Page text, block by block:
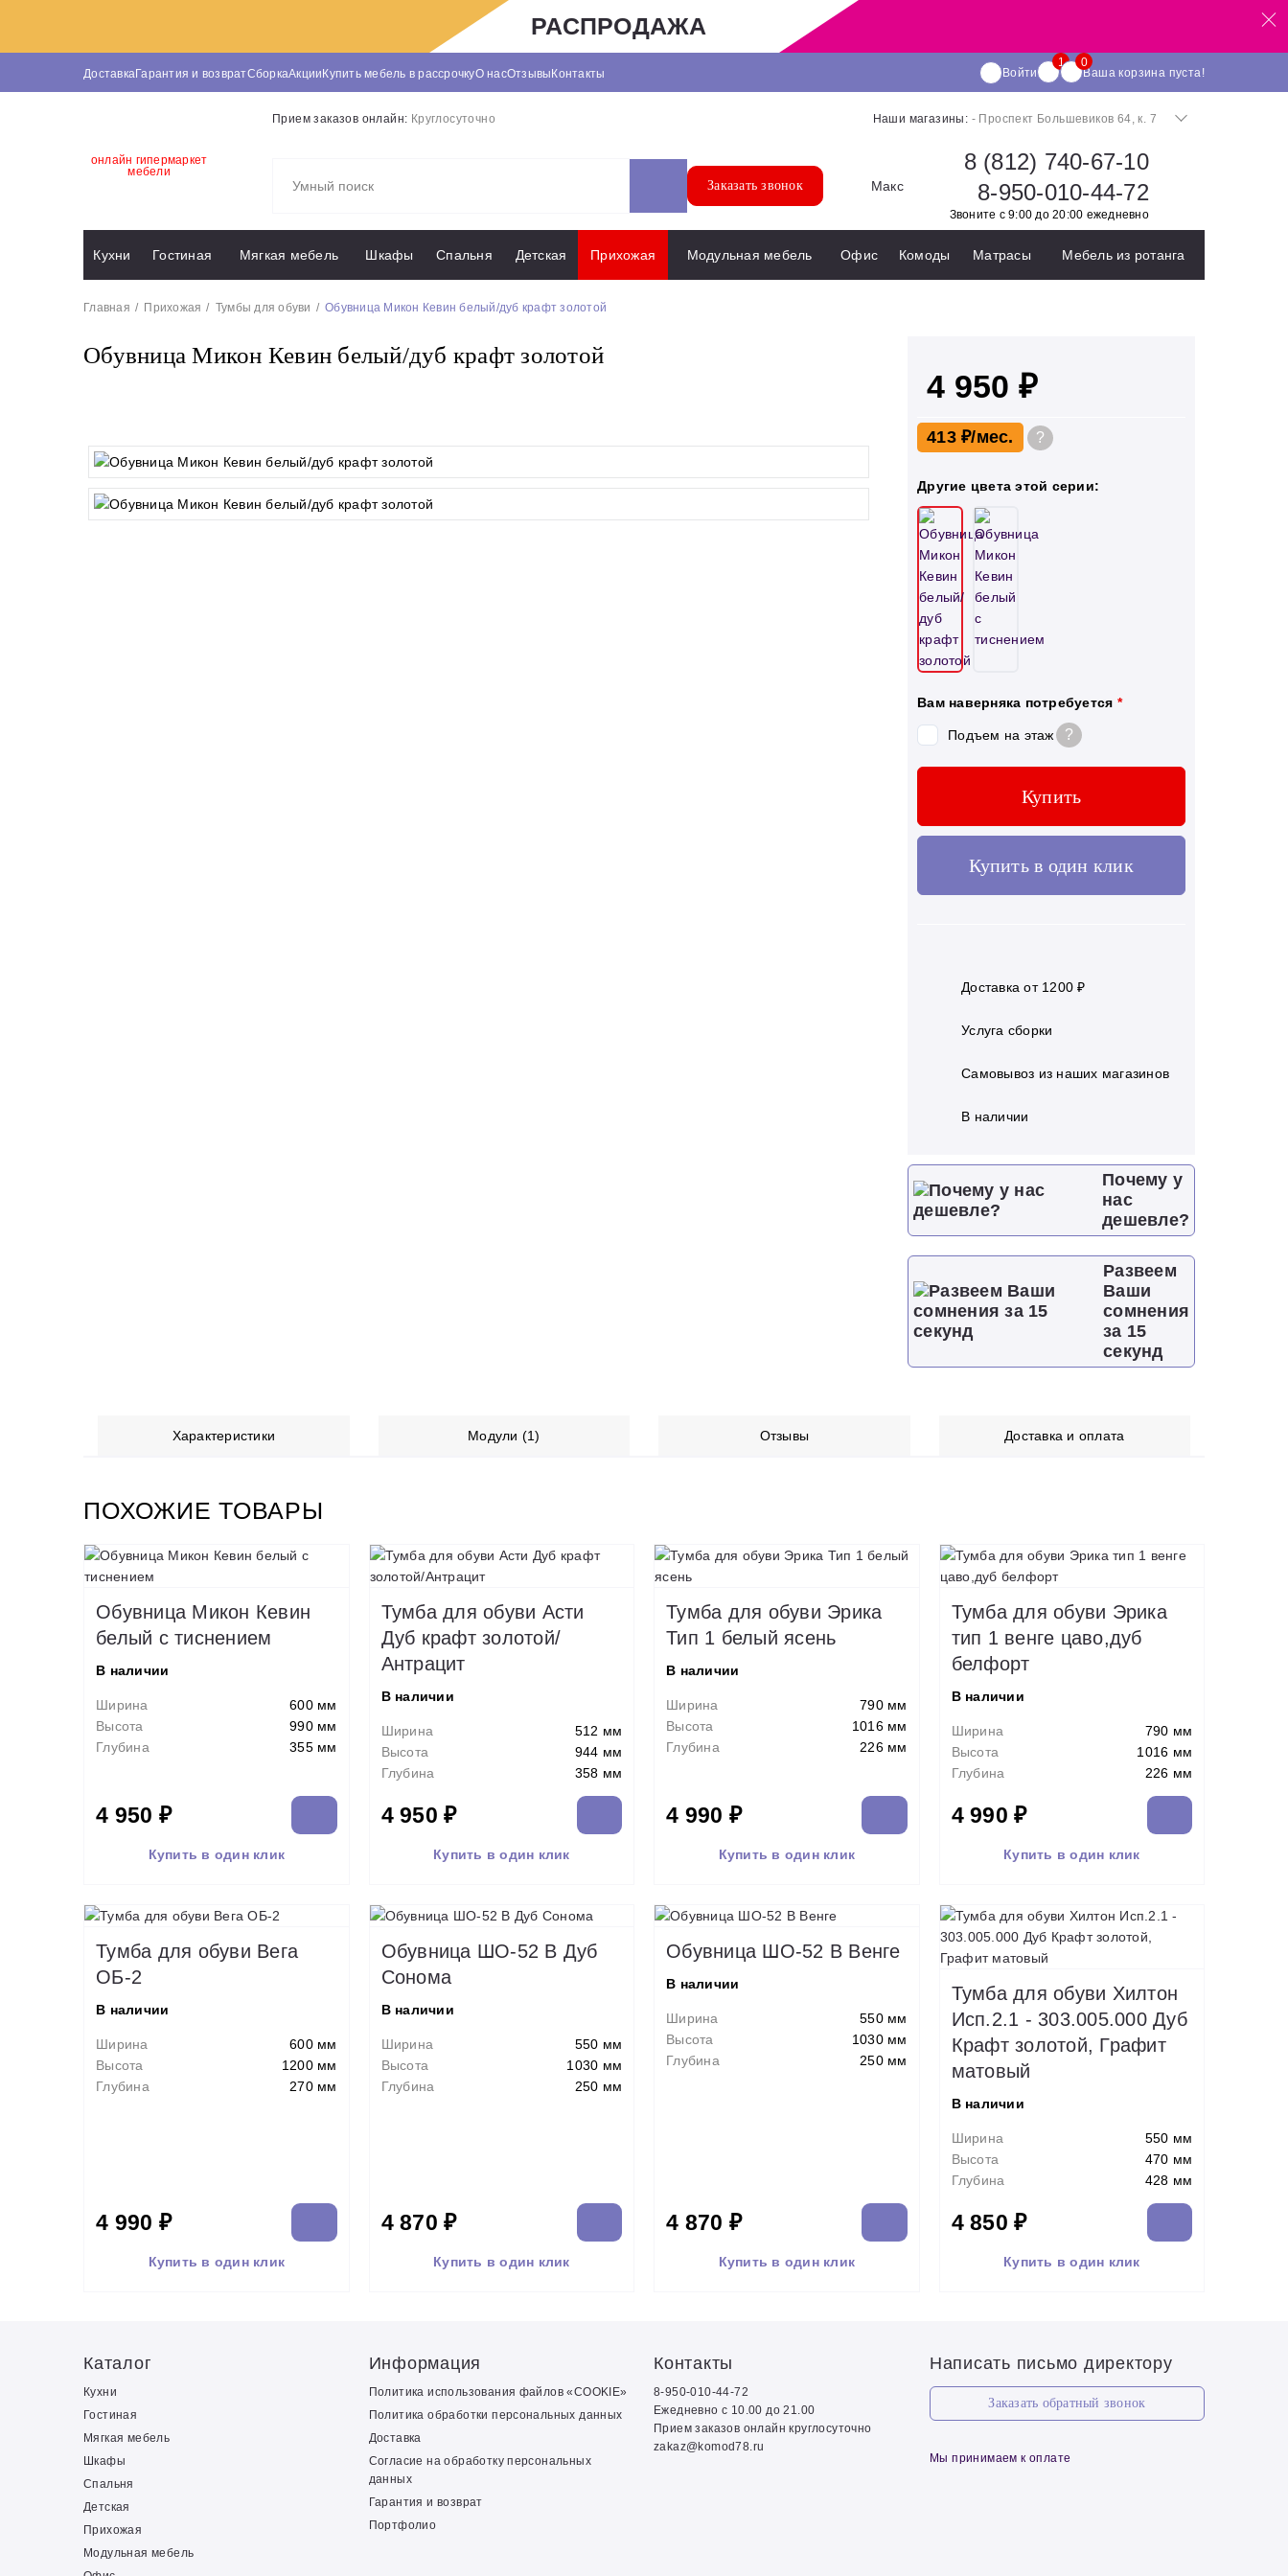
РАСПРОДАЖА
ДоставкаГарантия и возвратСборкаАкцииКупить мебель в рассрочкуО насОтзывыКонтакты Войти Ваша корзина пуста!
онлайн гипермаркет
мебели
Прием заказов онлайн: Круглосуточно Наши магазины: - Проспект Большевиков 64, к. 7
Заказать звонок Макс
8 (812) 740-67-10
8-950-010-44-72
Звоните с 9:00 до 20:00 ежедневно
Кухни Гостиная Мягкая мебель Шкафы Спальня Детская Прихожая Модульная мебель Офис Комоды Матрасы Мебель из ротанга
Главная Прихожая Тумбы для обуви Обувница Микон Кевин белый/дуб крафт золотой
Обувница Микон Кевин белый/дуб крафт золотой
4 950 ₽
413 ₽ ?
Другие цвета этой серии:
Вам наверняка потребуется *
Подъем на этаж ?
Купить
Купить в один клик
Доставка от 1200 ₽
Услуга сборки
Самовывоз из наших магазинов
В наличии
Почему у
нас
дешевле?
Развеем
Ваши
сомнения
за 15
секунд
Характеристики Модули (1) Отзывы Доставка и оплата
ПОХОЖИЕ ТОВАРЫ
Обувница Микон Кевин
белый с тиснением
В наличии
Ширина
600 мм
Высота
990 мм
Глубина
355 мм
4 950 ₽
Купить в один клик
Тумба для обуви Асти
Дуб крафт золотой/
Антрацит
В наличии
Ширина
512 мм
Высота
944 мм
Глубина
358 мм
4 950 ₽
Купить в один клик
Тумба для обуви Эрика
Тип 1 белый ясень
В наличии
Ширина
790 мм
Высота
1016 мм
Глубина
226 мм
4 990 ₽
Купить в один клик
Тумба для обуви Эрика
тип 1 венге цаво,дуб
белфорт
В наличии
Ширина
790 мм
Высота
1016 мм
Глубина
226 мм
4 990 ₽
Купить в один клик
Тумба для обуви Вега
ОБ-2
В наличии
Ширина
600 мм
Высота
1200 мм
Глубина
270 мм
4 990 ₽
Купить в один клик
Обувница ШО-52 В Дуб
Сонома
В наличии
Ширина
550 мм
Высота
1030 мм
Глубина
250 мм
4 870 ₽
Купить в один клик
Обувница ШО-52 В Венге
В наличии
Ширина
550 мм
Высота
1030 мм
Глубина
250 мм
4 870 ₽
Купить в один клик
Тумба для обуви Хилтон
Исп.2.1 - 303.005.000 Дуб
Крафт золотой, Графит
матовый
В наличии
Ширина
550 мм
Высота
470 мм
Глубина
428 мм
4 850 ₽
Купить в один клик
Каталог
Кухни
Гостиная
Мягкая мебель
Шкафы
Спальня
Детская
Прихожая
Модульная мебель
Информация
Политика использования файлов «COOKIE»
Политика обработки персональных данных
Доставка
Согласие на обработку персональных
данных
Гарантия и возврат
Портфолио
Контакты
8-950-010-44-72
Ежедневно с 10.00 до 21.00
Прием заказов онлайн круглосуточно
zakaz@komod78.ru
Написать письмо директору
Заказать обратный звонок
Мы принимаем к оплате